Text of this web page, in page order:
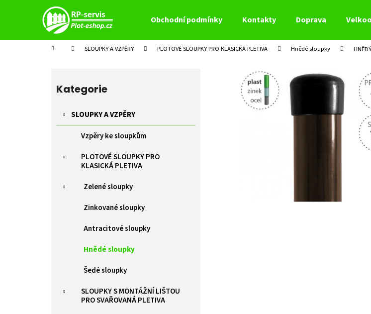
Obchodní podmínky Kontakty Doprava
Domů SLOUPKY A VZPĚRY PLOTOVÉ SLOUPKY PRO KLASICKÁ PLETIVA Hnědé sloupky
kategorie
Kategorie
SLOUPKY A VZPĚRY
Vzpěry ke sloupkům
PLOTOVÉ SLOUPKY PRO
KLASICKÁ PLETIVA
Zelené sloupky
Zinkované sloupky
Antracitové sloupky
Hnědé sloupky
Šedé sloupky
SLOUPKY S MONTÁŽNÍ LIŠTOU
PRO SVAŘOVANÁ PLETIVA
í
Zpět
do
Zpět
do
Co potřebujete najít?
HLEDAT
ZELENÁ BRANKA PILOFOR SUPER ŠÍŘKA
1094MM, SVAŘOVANÝ PANEL 2D, 50X200MM,
9 385 Kč